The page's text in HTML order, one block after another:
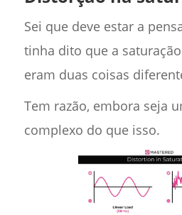
Sei que deve estar a
tinha dito que a
eram duas coisas
Tem razão, embora seja
complexo do que isso.